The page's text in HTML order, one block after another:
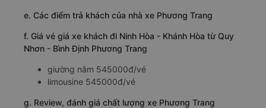
e. Các điểm trả khách của nhà xe Phương Trang
f. Giá vé giá xe khách đi Ninh Hòa - Khánh Hòa từ Quy
Nhơn - Bình Định Phương Trang
giường nằm 545000đ/vé
limousine 545000đ/vé
g. Review, đánh giá chất lượng xe Phương Trang